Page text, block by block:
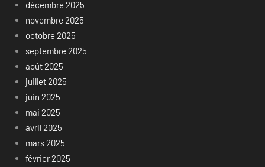
décembre 2025
novembre 2025
octobre 2025
septembre 2025
août 2025
juillet 2025
juin 2025
mai 2025
avril 2025
mars 2025
février 2025